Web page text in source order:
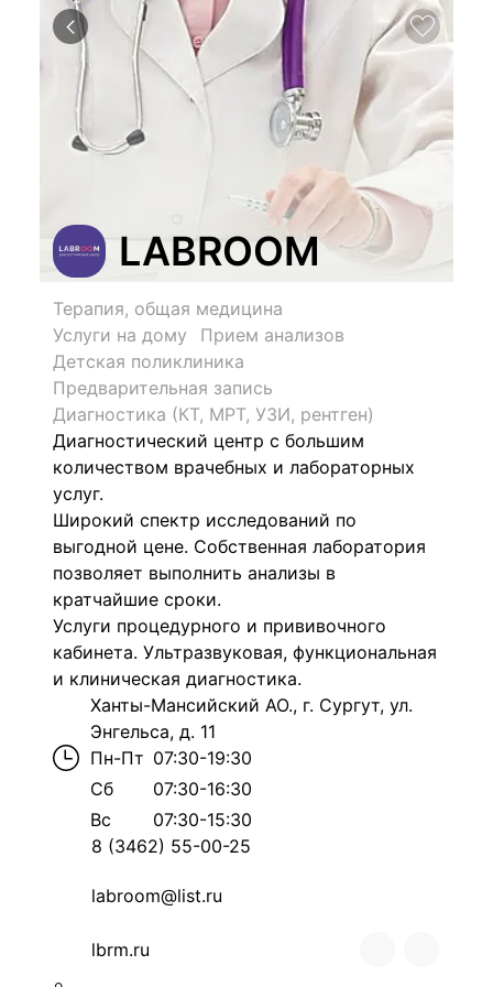
LABROOM
Терапия, общая медицина
Услуги на дому
Прием анализов
Детская поликлиника
Предварительная запись
Диагностика (КТ, МРТ, УЗИ, рентген)
Диагностический центр с большим
количеством врачебных и лабораторных
услуг.
Широкий спектр исследований по
выгодной цене. Собственная лаборатория
позволяет выполнить анализы в
кратчайшие сроки.
Услуги процедурного и прививочного
кабинета. Ультразвуковая, функциональная
и клиническая диагностика.
Ханты-Мансийский АО., г. Сургут, ул.
Энгельса, д. 11
Пн-Пт 07:30-19:30
Сб
07:30-16:30
Вс
07:30-15:30
8 (3462) 55-00-25
labroom@list.ru
lbrm.ru